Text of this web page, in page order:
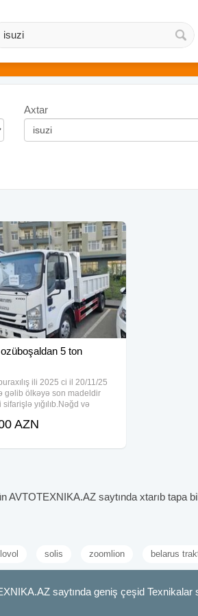
Axtar
5 ton
ili 2025 ci il 20/11/25
gəlib ölkəyə son madeldir
yığılıb.Nəğd və
AZN
AVTOTEXNIKA.AZ saytında xtarıb
lovol solis zoomlion belarus
saytında geniş çeşid